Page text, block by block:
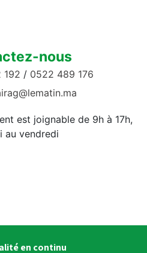
nous
192 / 0522 489 176
est joignable de 9h à 17h,
au vendredi
en continu